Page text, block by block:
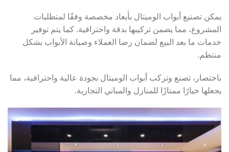
يمكن تصنيع أبواب الوميتال بأبعاد مخصصة وفقًا لمتطلبات
المشروع، مما يضمن تركيبها بدقة واحترافية. كما يتم توفير
خدمات ما بعد البيع لضمان رضا العملاء وصيانة الأبواب بشكل
منتظم.
باختصار، تصنع وتركب أبواب الوميتال بجودة عالية واحترافية، مما
يجعلها خيارًا ممتازًا للمنازل والمباني التجارية.